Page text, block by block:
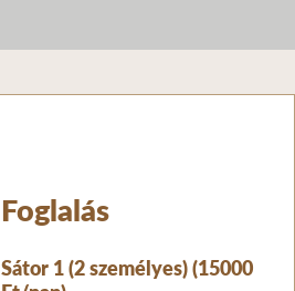
Foglalás
Sátor 1 (2 személyes) (15000